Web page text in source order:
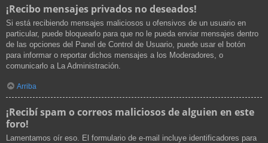
¡Recibo mensajes privados no deseados!
Si está recibiendo mensajes maliciosos u ofensivos de un usuario en
particular, puede bloquearlo para que no le pueda enviar mensajes dentro
de las opciones del Panel de Control de Usuario, puede usar el botón
para informar o reportar dichos mensajes a los Moderadores, o
comunicarlo a La Administración.
Arriba
¡Recibí spam o correos maliciosos de alguien en este
foro!
Lamentamos oír eso. El formulario de e-mail incluye identificadores para